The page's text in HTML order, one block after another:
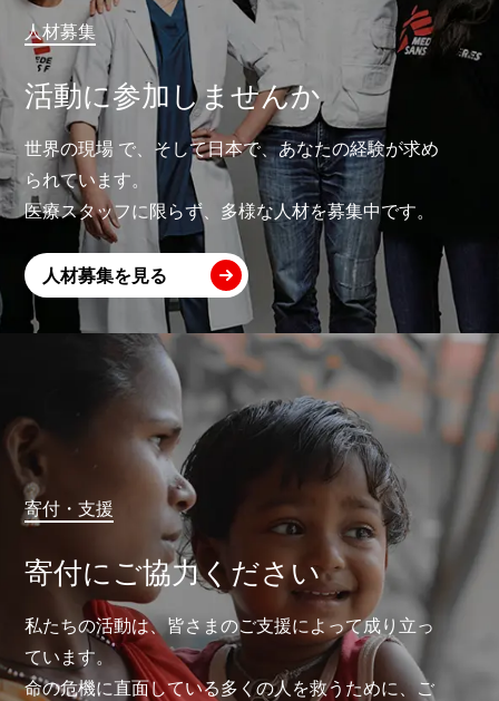
人材募集
活動に参加しませんか
世界の現場 で、そして日本で、あなたの経験が求め
られています。
医療スタッフに限らず、多様な人材を募集中です。
人材募集を見る
寄付・支援
寄付にご協力ください
私たちの活動は、皆さまのご支援によって成り立っ
ています。
命の危機に直面している多くの人を救うために、ご